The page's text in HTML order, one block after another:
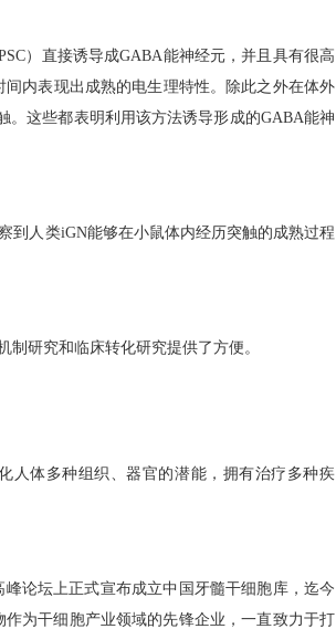
）直接诱导成GABA能神经元，并且具有很高
内表现出成熟的电生理特性。除此之外在体外
。这些都表明利用该方法诱导形成的GABA能神
到人类iGN能够在小鼠体内经历突触的成熟过程
制研究和临床转化研究提供了方便。
人体多种组织、器官的潜能，拥有治疗多种疾
论坛上正式宣布成立中国牙髓干细胞库，迄今
为干细胞产业领域的先锋企业，一直致力于打